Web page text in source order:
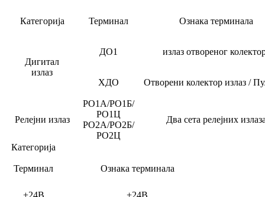
Категорија Терминал Ознака терминала
Дигитал
излаз
ДО1 излаз отвореног
ХДО Отворени колектор излаз /
Релејни излаз
РО1А/РО1Б/
РО1Ц
РО2А/РО2Б/
РО2Ц
Два сета релејних
Категорија
Терминал Ознака терминала
+24В +24В